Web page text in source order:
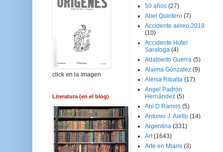
click en la imagen
Literatura (en el blog)
50 años (27)
Abel Quintero (7)
Accidente aéreo 2018
(10)
Accidente Hotel
Saratoga (4)
Adalberto Guerra (5)
Alaima Gónzalez (9)
Aleisa Ribalta (17)
Angel Padrón
Hernández (5)
Ani D Ramos (5)
Antonio J. Aiello (14)
Argentina (331)
Art (1643)
Arte en Miami (3)